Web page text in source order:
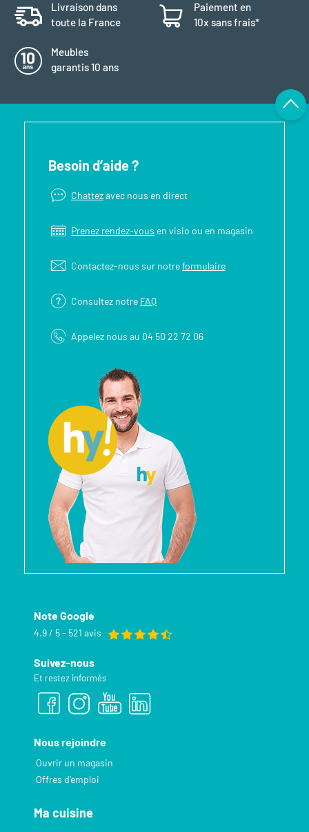
Livraison dans
toute la France
Paiement en
10x sans frais*
Meubles
garantis 10 ans
Besoin d’aide ?
Chattezavec nous en direct
Prenez rendez-vous en visio ou en magasin
Contactez-nous sur notreformulaire
Consultez notre FAQ
Appelez nous au 04 50 22 72 06
Note Google
4.9 / 5 - 521 avis
Suivez-nous
Et restez informés
Nous rejoindre
Ouvrir un magasin
Offres d’emploi
Ma cuisine